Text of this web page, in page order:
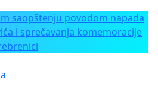
saopštenju povodom napada
i sprečavanja komemoracije